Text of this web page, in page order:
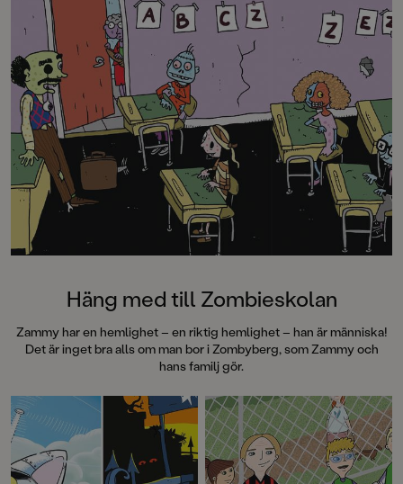
Häng med till Zombieskolan
Zammy har en hemlighet – en riktig hemlighet – han är människa!
Det är inget bra alls om man bor i Zombyberg, som Zammy och
hans familj gör.